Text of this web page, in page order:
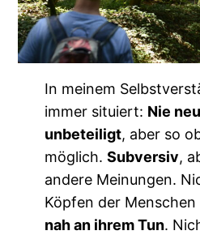
In meinem
immer situiert: Nie
unbeteiligt, aber so
möglich. Subversiv,
andere Meinungen.
Köpfen der
nah an ihrem Tun.